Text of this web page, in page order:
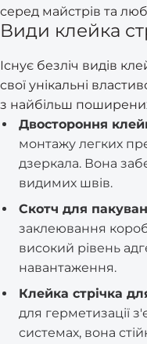
серед майстрів та
Види клейка
Існує безліч видів
свої унікальні
з найбільш
Двостороння
монтажу легких
дзеркала. Вона
видимих швів.
Скотч для
заклеювання
високий рівень
навантаження.
Клейка стрічка
для герметизації
системах, вона